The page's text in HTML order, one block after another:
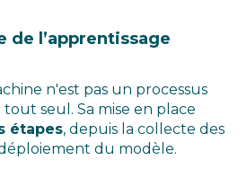
de l’apprentissage
n'est pas un processus
seul. Sa mise en place
étapes, depuis la collecte des
du modèle.